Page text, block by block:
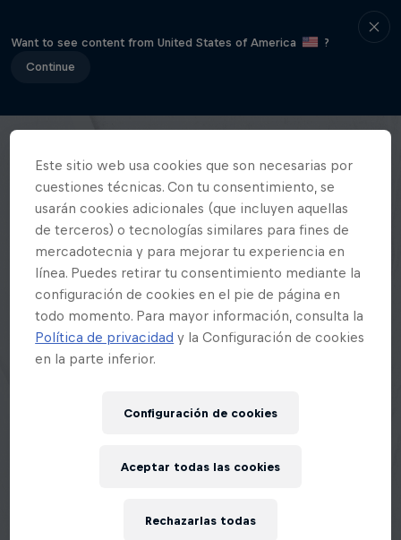
Want to see content from United States of America
?
Continue
Este sitio web usa cookies que son necesarias por
cuestiones técnicas. Con tu consentimiento, se
usarán cookies adicionales (que incluyen aquellas
de terceros) o tecnologías similares para fines de
mercadotecnia y para mejorar tu experiencia en
línea. Puedes retirar tu consentimiento mediante la
configuración de cookies en el pie de página en
todo momento. Para mayor información, consulta la
Política de privacidad y la Configuración de cookies
en la parte inferior.
Configuración de cookies
Rechazarlas todas
Aceptar todas las cookies